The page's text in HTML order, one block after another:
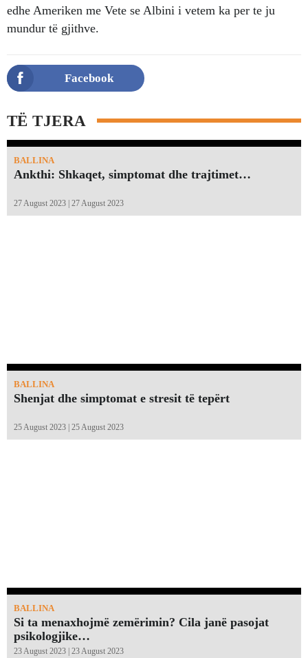
edhe Ameriken me Vete se Albini i vetem ka per te ju
mundur të gjithve.
Facebook
TË TJERA
BALLINA
Ankthi: Shkaqet, simptomat dhe trajtimet…
27 August 2023 | 27 August 2023
BALLINA
Shenjat dhe simptomat e stresit të tepërt
25 August 2023 | 25 August 2023
BALLINA
Si ta menaxhojmë zemërimin? Cila janë pasojat
psikologjike…
23 August 2023 | 23 August 2023